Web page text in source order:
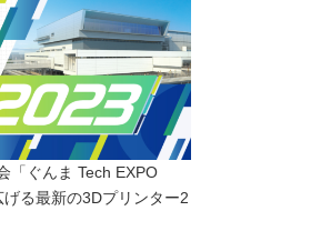
「ぐんま Tech EXPO
る最新の3Dプリンター2